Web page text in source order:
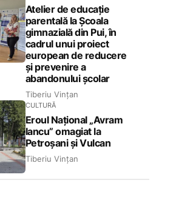
Atelier de educație
parentală la Școala
gimnazială din Pui, în
cadrul unui proiect
european de reducere
și prevenire a
abandonului școlar
Tiberiu Vințan
CULTURĂ
Eroul Național „Avram
Iancu” omagiat la
Petroșani și Vulcan
Tiberiu Vințan